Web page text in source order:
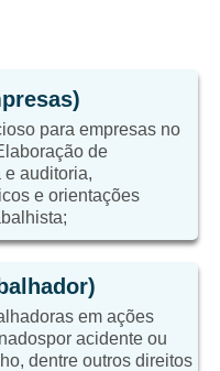
para empresas no
de
e auditoria,
e orientações
em ações
acidente ou
dentre outros direitos